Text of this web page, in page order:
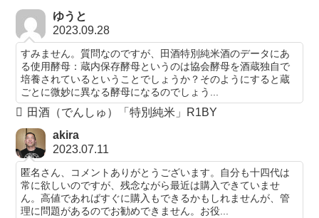
ゆうと
2023.09.28
すみません。質問なのですが、田酒特別純米酒のデータにあ
る使用酵母：蔵内保存酵母というのは協会酵母を酒蔵独自で
培養されているということでしょうか？そのようにすると蔵
ごとに微妙に異なる酵母になるのでしょう...
田酒（でんしゅ）「特別純米」R1BY
akira
2023.07.11
匿名さん、コメントありがとうございます。自分も十四代は
常に欲しいのですが、残念ながら最近は購入できていませ
ん。高値であればすぐに購入もできるかもしれませんが、管
理に問題があるのでお勧めできません。お役...